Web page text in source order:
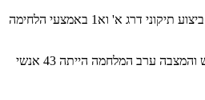
מערך האחזקה הגדודי אמון על ביצוע תיקוני דרג א' וא1 באמצעי הלחימה
סה"כ התקן היה 49 אנשי חימוש והמצבה ערב המלחמה הייתה 43 אנשי